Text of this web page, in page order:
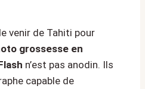
venir de Tahiti pour
grossesse en
n’est pas anodin. Ils
capable de